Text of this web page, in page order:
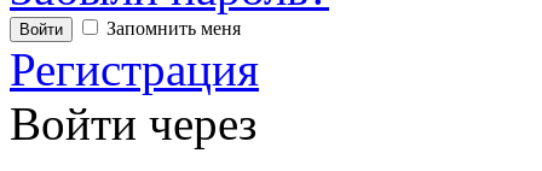
Запомнить меня
Регистрация
Войти через